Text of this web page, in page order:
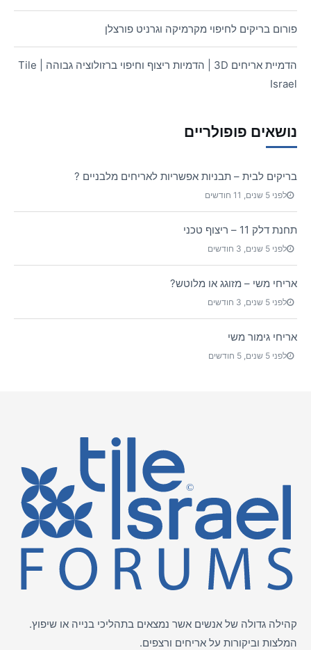
פורום בריקים לחיפוי מקרמיקה וגרניט פורצלן
הדמיית אריחים 3D | הדמיות ריצוף וחיפוי ברזולוציה גבוהה | Tile
Israel
נושאים פופולריים
בריקים לבית – תבניות אפשריות לאריחים מלבניים ?
לפני 5 שנים, 11 חודשים
תחנת דלק 11 – ריצוף טכני
לפני 5 שנים, 3 חודשים
אריחי משי – מזוגג או מלוטש?
לפני 5 שנים, 3 חודשים
אריחי גימור משי
לפני 5 שנים, 5 חודשים
קהילה גדולה של אנשים אשר נמצאים בתהליכי בנייה או שיפוץ.
המלצות וביקורות על אריחים ורצפים.